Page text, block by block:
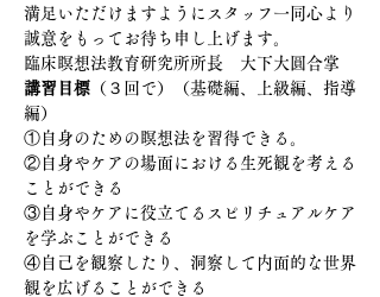
満足いただけますようにスタッフ一同心より
誠意をもってお待ち申し上げます。
臨床瞑想法教育研究所所長　大下大圓合掌
講習目標 （３回で）（基礎編、上級編、指導
編）
①自身のための瞑想法を習得できる。
②自身やケアの場面における生死観を考える
ことができる
③自身やケアに役立てるスピリチュアルケア
を学ぶことができる
④自己を観察したり、洞察して内面的な世界
観を広げることができる